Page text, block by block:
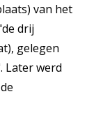
van het
drij
gelegen
Later werd